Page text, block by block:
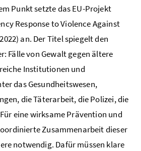
Punkt setzte das EU-Projekt
Response to Violence Against
an. Der Titel spiegelt den
Fälle von Gewalt gegen ältere
Institutionen und
das Gesundheitswesen,
die Täterarbeit, die Polizei, die
eine wirksame Prävention und
Zusammenarbeit dieser
notwendig. Dafür müssen klare